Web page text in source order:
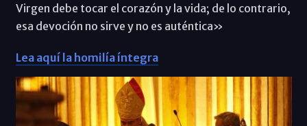
Virgen debe tocar el corazón y la vida; de lo contrario,
esa devoción no sirve y no es auténtica»
Lea aquí la homilía íntegra